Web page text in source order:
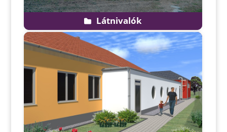
Látnivalók